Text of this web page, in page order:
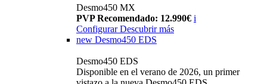
Desmo450 MX
PVP Recomendado: 12.990€ i
Configurar Descubrir más
new Desmo450 EDS
Desmo450 EDS
Disponible en el verano de 2026, un primer